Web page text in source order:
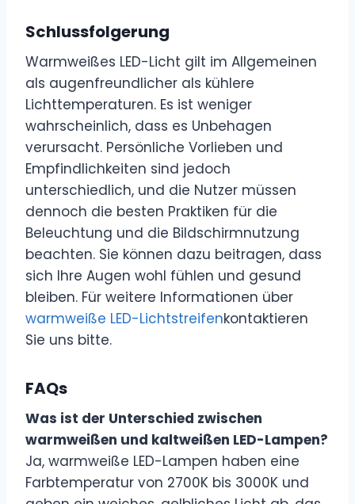
Schlussfolgerung
Warmweißes LED-Licht gilt im Allgemeinen
als augenfreundlicher als kühlere
Lichttemperaturen. Es ist weniger
wahrscheinlich, dass es Unbehagen
verursacht. Persönliche Vorlieben und
Empfindlichkeiten sind jedoch
unterschiedlich, und die Nutzer müssen
dennoch die besten Praktiken für die
Beleuchtung und die Bildschirmnutzung
beachten. Sie können dazu beitragen, dass
sich Ihre Augen wohl fühlen und gesund
bleiben. Für weitere Informationen über
warmweiße LED-Lichtstreifenkontaktieren
Sie uns bitte.
FAQs
Was ist der Unterschied zwischen
warmweißen und kaltweißen LED-Lampen?
Ja, warmweiße LED-Lampen haben eine
Farbtemperatur von 2700K bis 3000K und